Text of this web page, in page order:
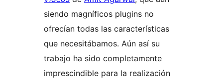
siendo magníficos plugins no
ofrecían todas las características
que necesitábamos. Aún así su
trabajo ha sido completamente
imprescindible para la realización